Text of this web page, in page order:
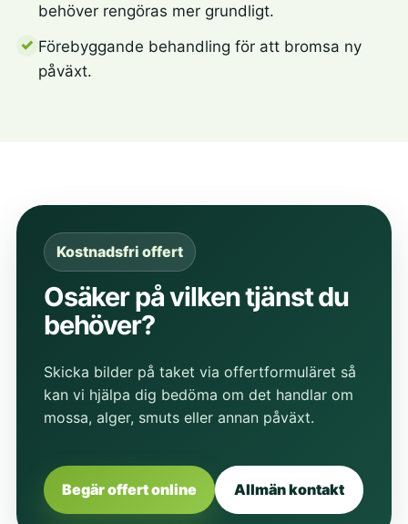
behöver rengöras mer grundligt.
Förebyggande behandling för att bromsa ny
påväxt.
Kostnadsfri offert
Osäker på vilken tjänst du
behöver?
Skicka bilder på taket via offertformuläret så
kan vi hjälpa dig bedöma om det handlar om
mossa, alger, smuts eller annan påväxt.
Begär offert online Allmän kontakt